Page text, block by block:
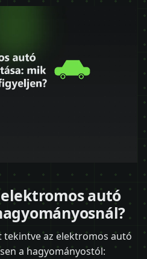
autó
tekintve az elektromos autó
a hagyományostól: